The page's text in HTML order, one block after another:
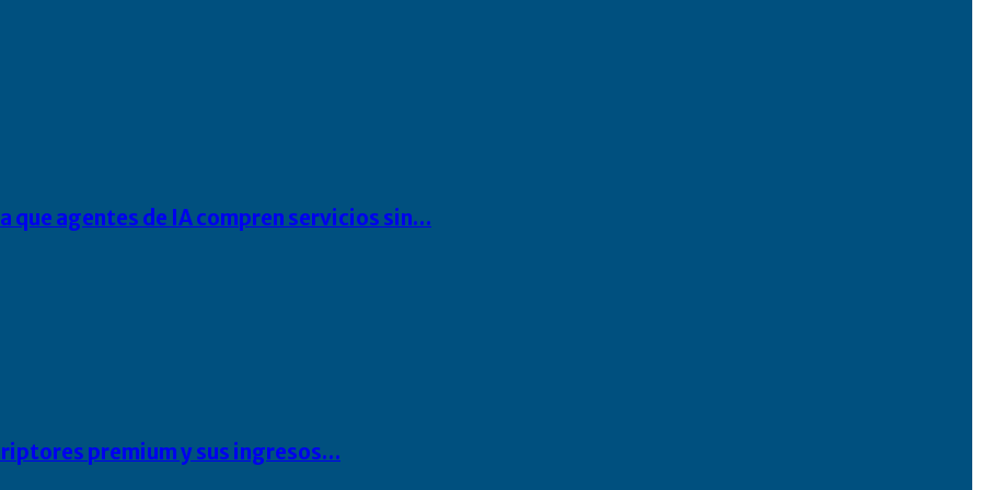
agentes de IA compren servicios sin…
premium y sus ingresos…